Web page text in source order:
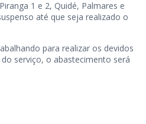
1 e 2, Quidé, Palmares e
até que seja realizado o
para realizar os devidos
serviço, o abastecimento será